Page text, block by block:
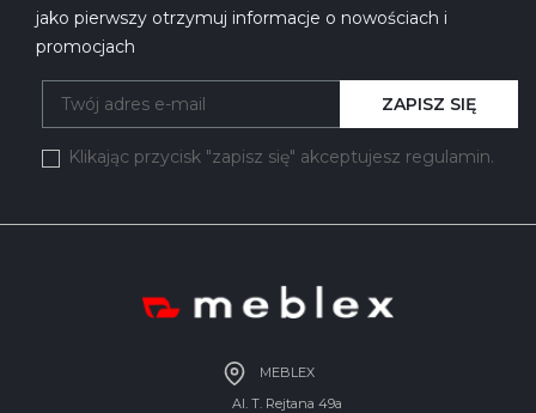
jako pierwszy otrzymuj informacje o nowościach i
promocjach
Klikając przycisk "zapisz się" akceptujesz regulamin.
ZAPISZ SIĘ
MEBLEX
Al. T. Rejtana 49a